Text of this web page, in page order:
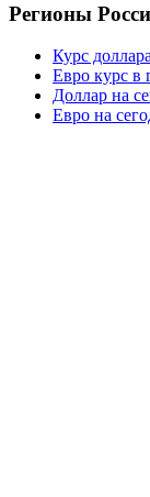
Регионы
Курс
Евро курс в
Доллар на
Евро на